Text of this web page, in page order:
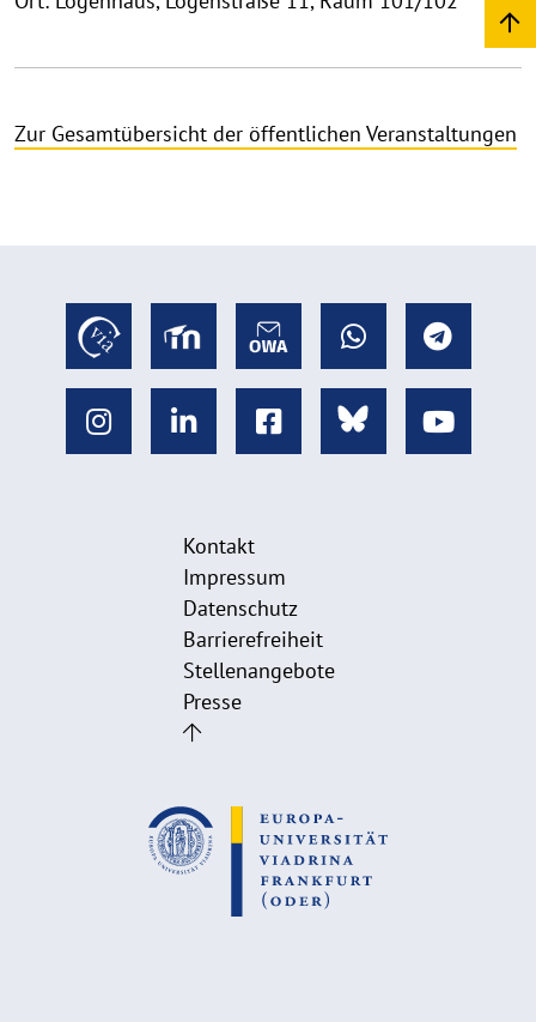
Zur Gesamtübersicht der öffentlichen Veranstaltungen
Kontakt
Impressum
Datenschutz
Barrierefreiheit
Stellenangebote
Presse